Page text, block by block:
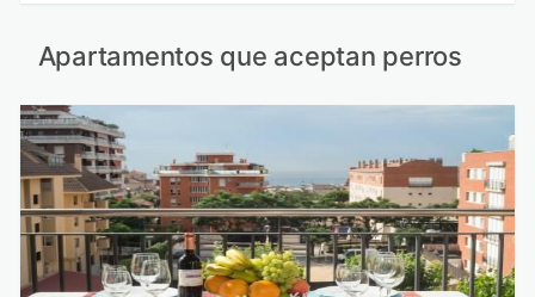
Apartamentos que aceptan perros